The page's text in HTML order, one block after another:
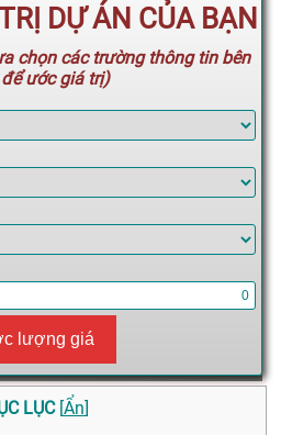
DỰ ÁN CỦA BẠN
chọn các trường thông tin bên
ước giá trị)
lượng giá
LỤC [Ẩn]